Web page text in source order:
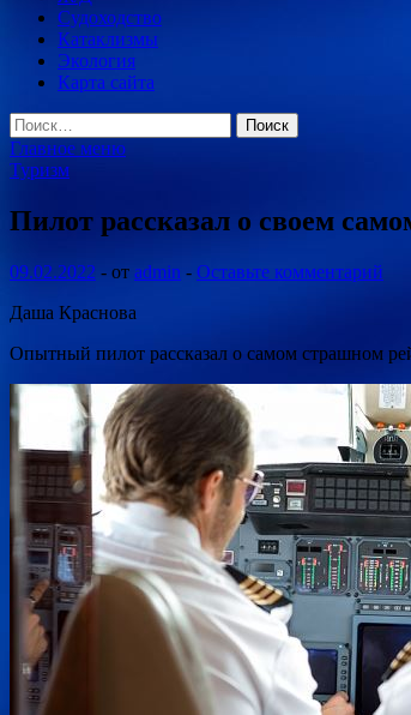
Судоходство
Катаклизмы
Экология
Карта сайта
Найти:
Главное меню
Туризм
Пилот рассказал о своем
09.02.2022 - от admin - Оставьте комментарий
Даша Краснова
Опытный пилот рассказал о самом страшном